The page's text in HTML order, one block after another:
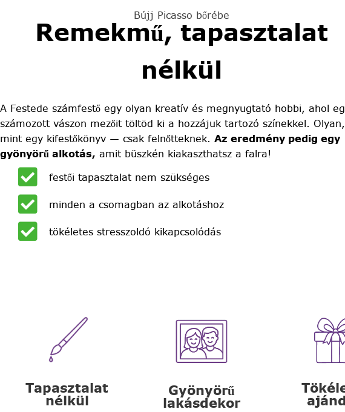
Bújj Picasso bőrébe
Remekmű, tapasztalat
nélkül
A Festede számfestő egy olyan kreatív és megnyugtató hobbi, ahol
számozott vászon mezőit töltöd ki a hozzájuk tartozó színekkel. Olyan,
mint egy kifestőkönyv — csak felnőtteknek. Az eredmény pedig egy
gyönyörű alkotás, amit büszkén kiakaszthatsz a falra!
festői tapasztalat nem szükséges
minden a csomagban az alkotáshoz
tökéletes stresszoldó kikapcsolódás
Tapasztalat
nélkül
Gyönyörű
lakásdekor